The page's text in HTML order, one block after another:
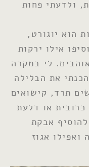
ולדעתי פחות
הוא יוגורט,
אילו ירקות
לי במקרה
את הבלילה
תרד, קישואים
או דלעת
אבקת
אגוז